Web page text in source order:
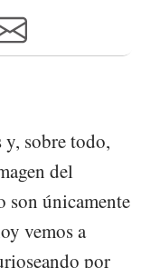
sobre todo,
del
son únicamente
vemos a
por